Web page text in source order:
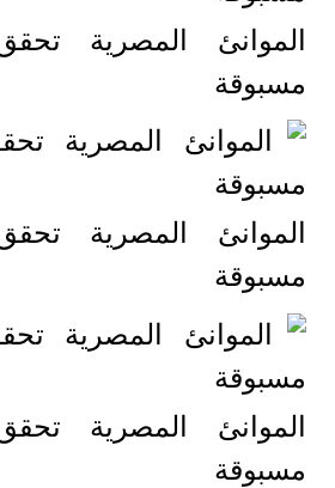
الموانئ المصرية
مسبوقة
الموانئ المصرية
مسبوقة
الموانئ المصرية
مسبوقة